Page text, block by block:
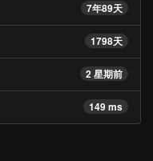
7年89天
1798天
2 星期前
149 ms